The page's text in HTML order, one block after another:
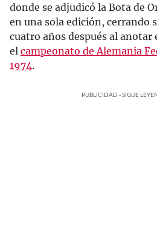
donde se adjudicó la Bota de
en una sola edición, cerrando
cuatro años después al
el campeonato de Alemania
1974.
PUBLICIDAD - SIGUE